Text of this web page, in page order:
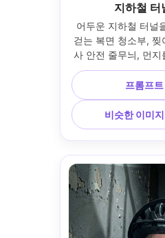
지하철 터
어두운 지하철 터널
걷는 복면 청소부,
사 안전 줄무늬, 먼지
빔, 낙서 벽과 뒤에
45mm로 후지필름
중심 구성, 단단한
거칠기 많은 필름 그
금속, 콘크리트, 패브
스 무드
프롬프
비슷한 이미